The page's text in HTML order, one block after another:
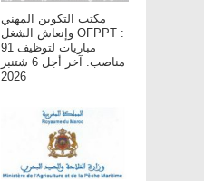
مكتب التكوين المهني
وإنعاش الشغل OFPPT :
مباريات لتوظيف 91
مناصب. آخر أجل 6 شتنبر
2026